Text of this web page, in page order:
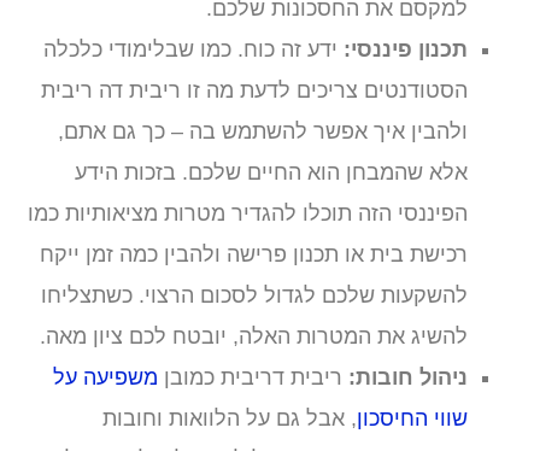
למקסם את החסכונות שלכם.
תכנון פיננסי:ידע זה כוח. כמו שבלימודי כלכלה
הסטודנטים צריכים לדעת מה זו ריבית דה ריבית
ולהבין איך אפשר להשתמש בה – כך גם אתם,
אלא שהמבחן הוא החיים שלכם. בזכות הידע
הפיננסי הזה תוכלו להגדיר מטרות מציאותיות כמו
רכישת בית או תכנון פרישה ולהבין כמה זמן ייקח
להשקעות שלכם לגדול לסכום הרצוי. כשתצליחו
להשיג את המטרות האלה, יובטח לכם ציון מאה.
ניהול חובות:ריבית דריבית כמובןמשפיעה על
שווי החיסכון, אבל גם על הלוואות וחובות